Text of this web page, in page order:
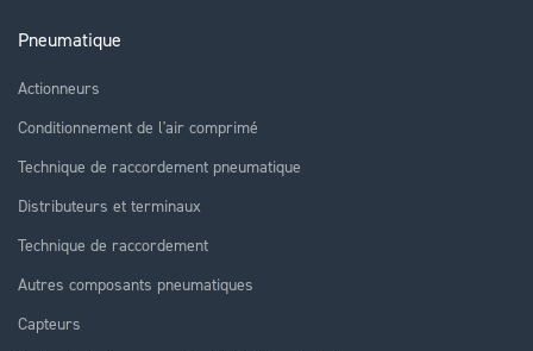
Pneumatique
Actionneurs
Conditionnement de l'air comprimé
Technique de raccordement pneumatique
Distributeurs et terminaux
Technique de raccordement
Autres composants pneumatiques
Capteurs